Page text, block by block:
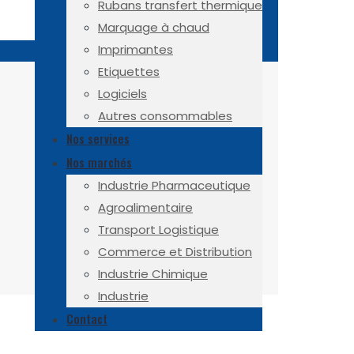
Rubans transfert thermique
Marquage à chaud
Imprimantes
Etiquettes
Logiciels
Autres consommables
Nos services
Nos marchés
Industrie Pharmaceutique
Agroalimentaire
Transport Logistique
Commerce et Distribution
Industrie Chimique
Industrie
Contact